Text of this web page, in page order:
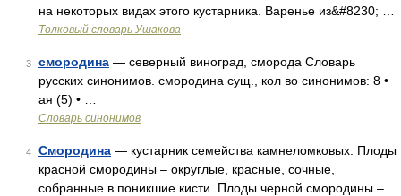
на некоторых видах этого кустарника. Варенье из&#8230; …
Толковый словарь Ушакова
3 смородина — северный виноград, сморода Словарь
русских синонимов. смородина сущ., кол во синонимов: 8 •
ая (5) • …
Словарь синонимов
4 Смородина — кустарник семейства камнеломковых. Плоды
красной смородины – округлые, красные, сочные,
собранные в поникшие кисти. Плоды черной смородины –